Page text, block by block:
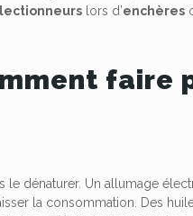
lors d’enchères
faire
le dénaturer. Un allumage
la consommation. Des